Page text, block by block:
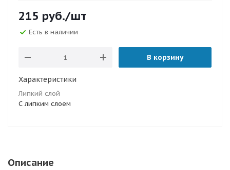
215 руб./шт
Есть в наличии
В корзину
Характеристики
Липкий слой
С липким слоем
Описание